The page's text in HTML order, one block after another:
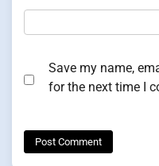
Save my name,
for the next time I